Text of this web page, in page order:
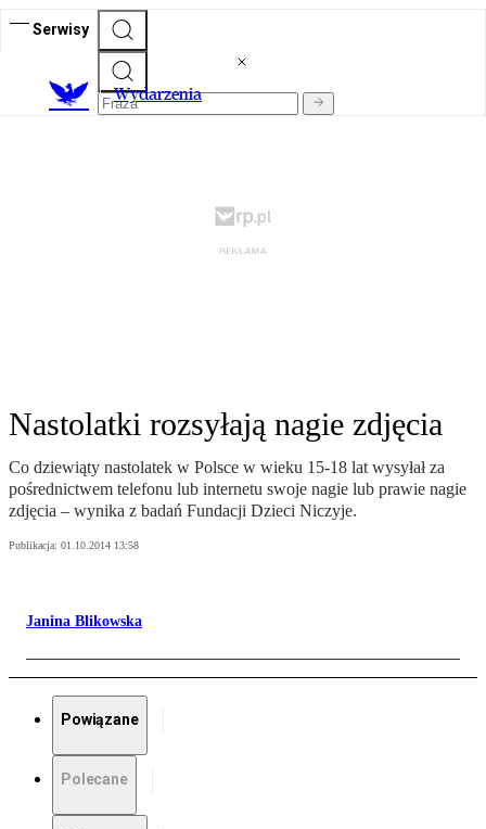
Serwisy
Wydarzenia
Nastolatki rozsyłają nagie zdjęcia
Co dziewiąty nastolatek w Polsce w wieku 15-18 lat wysyłał za
pośrednictwem telefonu lub internetu swoje nagie lub prawie nagie
zdjęcia – wynika z badań Fundacji Dzieci Niczyje.
Publikacja: 01.10.2014 13:58
Janina Blikowska
Powiązane
Polecane